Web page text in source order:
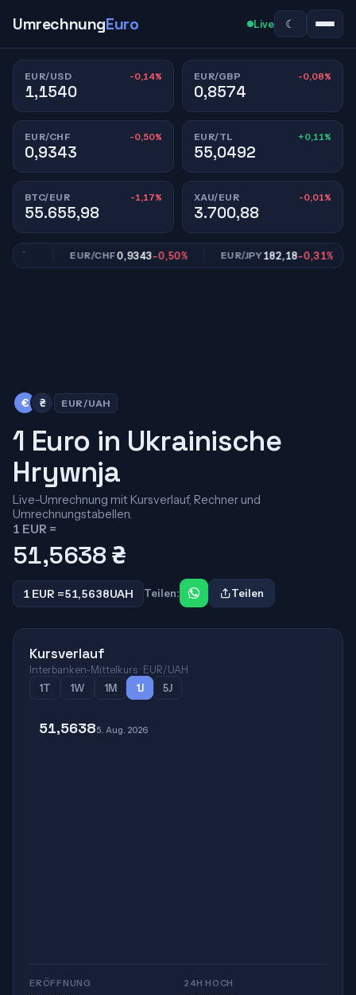
UmrechnungEuro Live ☾
EUR/USD -0,14%
1,1540
EUR/GBP -0,08%
0,8574
EUR/CHF -0,50%
0,9343
EUR/TL +0,11%
55,0492
BTC/EUR -1,17%
55.655,98
XAU/EUR -0,01%
3.700,88
EUR/CHF0,9343-0,50% EUR/JPY182,18-0,31%
€ ₴ EUR/UAH
1 Euro in Ukrainische
Hrywnja
Live-Umrechnung mit Kursverlauf, Rechner und
Umrechnungstabellen.
1 EUR =
51,5638 ₴
1 EUR =51,5638UAH Teilen: Teilen
Kursverlauf
Interbanken-Mittelkurs · EUR/UAH
1T
1W 1M 1J 5J
51,56385. Aug. 2026
ERÖFFNUNG 24H HOCH